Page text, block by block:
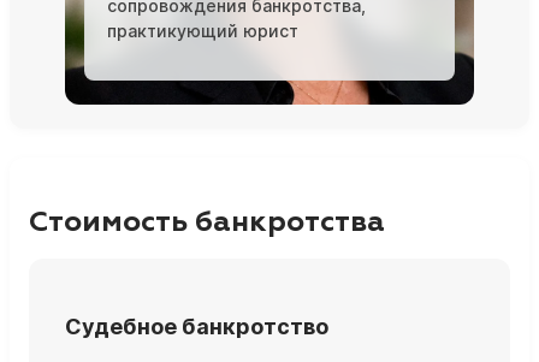
сопровождения банкротства,
практикующий юрист
Стоимость банкротства
Судебное банкротство